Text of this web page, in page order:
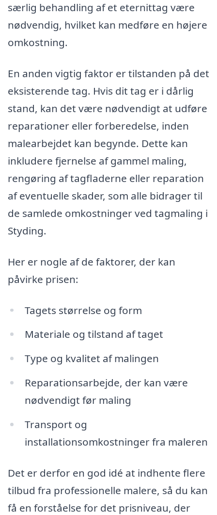
særlig behandling af et eternittag være
nødvendig, hvilket kan medføre en højere
omkostning.
En anden vigtig faktor er tilstanden på det
eksisterende tag. Hvis dit tag er i dårlig
stand, kan det være nødvendigt at udføre
reparationer eller forberedelse, inden
malearbejdet kan begynde. Dette kan
inkludere fjernelse af gammel maling,
rengøring af tagfladerne eller reparation
af eventuelle skader, som alle bidrager til
de samlede omkostninger ved tagmaling i
Styding.
Her er nogle af de faktorer, der kan
påvirke prisen:
Tagets størrelse og form
Materiale og tilstand af taget
Type og kvalitet af malingen
Reparationsarbejde, der kan være
nødvendigt før maling
Transport og
installationsomkostninger fra maleren
Det er derfor en god idé at indhente flere
tilbud fra professionelle malere, så du kan
få en forståelse for det prisniveau, der